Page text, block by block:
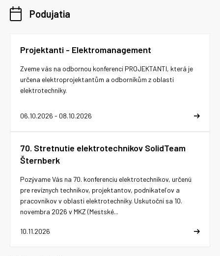
Podujatia
Projektanti - Elektromanagement
06.10.2026 - 08.10.2026
Zveme vás na odbornou konferenci PROJEKTANTI, která je
určena elektroprojektantům a odborníkům z oblasti
elektrotechniky.
70. Stretnutie elektrotechnikov SolidTeam
Šternberk
10.11.2026
Pozývame Vás na 70. konferenciu elektrotechnikov, určenú
pre revíznych technikov, projektantov, podnikateľov a
pracovníkov v oblasti elektrotechniky. Uskutoční sa 10.
novembra 2026 v MKZ (Mestské...